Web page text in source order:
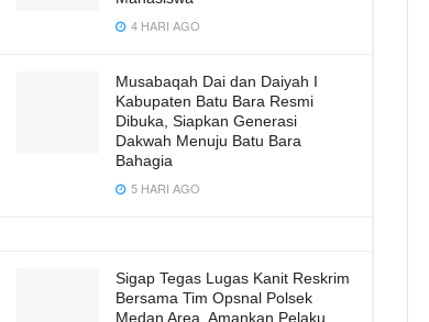
4 HARI AGO
Musabaqah Dai dan Daiyah I
Kabupaten Batu Bara Resmi
Dibuka, Siapkan Generasi
Dakwah Menuju Batu Bara
Bahagia
5 HARI AGO
Sigap Tegas Lugas Kanit Reskrim
Bersama Tim Opsnal Polsek
Medan Area, Amankan Pelaku